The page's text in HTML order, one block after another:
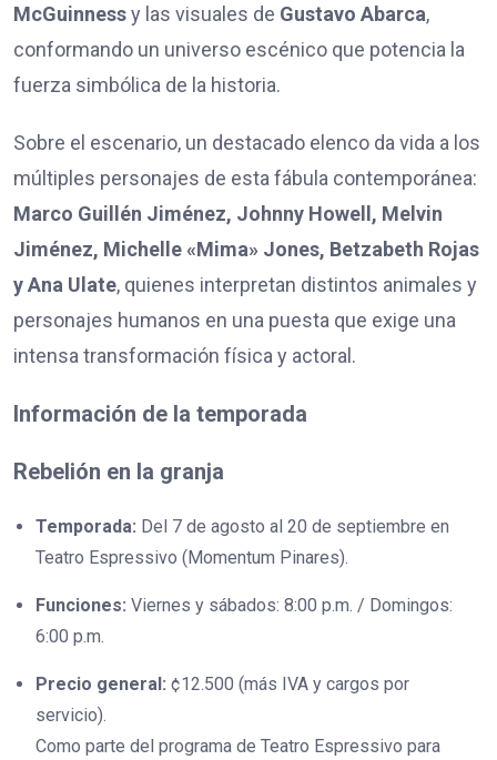
McGuinnessy las visuales de Gustavo Abarca,
conformando un universo escénico que potencia la
fuerza simbólica de la historia.
Sobre el escenario, un destacado elenco da vida a los
múltiples personajes de esta fábula contemporánea:
Marco Guillén Jiménez, Johnny Howell, Melvin
Jiménez, Michelle «Mima» Jones, Betzabeth Rojas
y Ana Ulate, quienes interpretan distintos animales y
personajes humanos en una puesta que exige una
intensa transformación física y actoral.
Información de la temporada
Rebelión en la granja
Temporada: Del 7 de agosto al 20 de septiembre en
Teatro Espressivo (Momentum Pinares).
Funciones: Viernes y sábados: 8:00 p.m. / Domingos:
6:00 p.m.
Precio general: ¢12.500 (más IVA y cargos por
servicio).
Como parte del programa de Teatro Espressivo para